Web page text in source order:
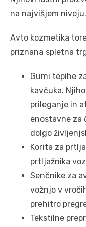
na najvišjem nivoju.
Avto kozmetika
priznana spletna
Gumi tepihe
kavčuka.
prileganje in
enostavne za
dolgo
Korita za
prtljažnika
Senčnike za
vožnjo v
prehitro
Tekstilne